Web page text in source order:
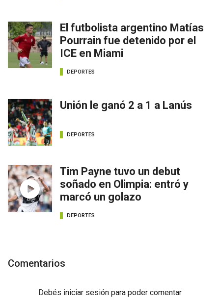
El futbolista argentino Matías
Pourrain fue detenido por el
ICE en Miami
DEPORTES
Unión le ganó 2 a 1 a Lanús
DEPORTES
Tim Payne tuvo un debut
soñado en Olimpia: entró y
marcó un golazo
DEPORTES
Comentarios
Debés iniciar sesión para poder comentar